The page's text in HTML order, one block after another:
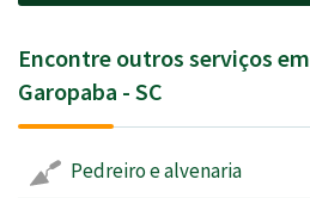
Encontre outros serviços em
Garopaba - SC
Pedreiro e alvenaria